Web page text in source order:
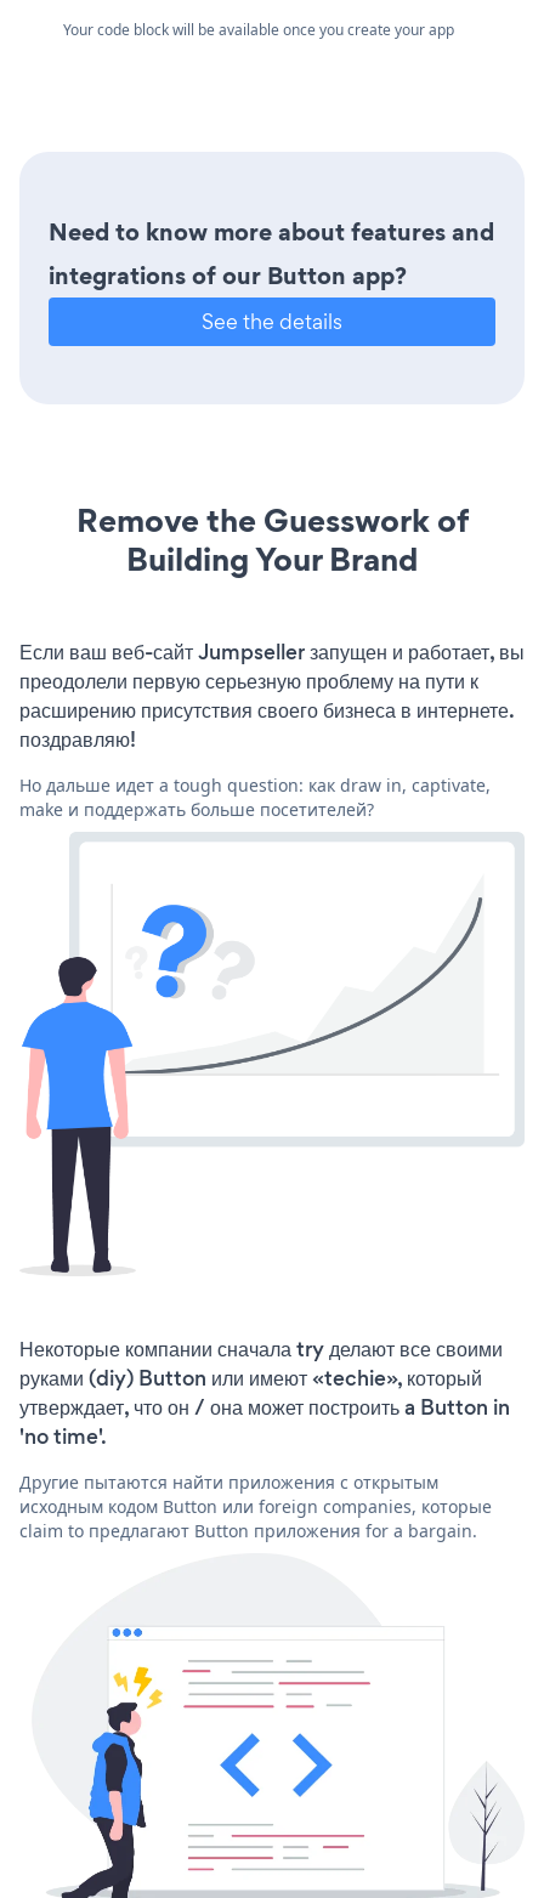
Your code block will be available once you create your app
Need to know more about features and
integrations of our Button app?
See the details
Remove the Guesswork of
Building Your Brand
Если ваш веб-сайт Jumpseller запущен и работает, вы
преодолели первую серьезную проблему на пути к
расширению присутствия своего бизнеса в интернете.
поздравляю!
Но дальше идет a tough question: как draw in, captivate,
make и поддержать больше посетителей?
Некоторые компании сначала try делают все своими
руками (diy) Button или имеют «techie», который
утверждает, что он / она может построить a Button in
'no time'.
Другие пытаются найти приложения с открытым
исходным кодом Button или foreign companies, которые
claim to предлагают Button приложения for a bargain.